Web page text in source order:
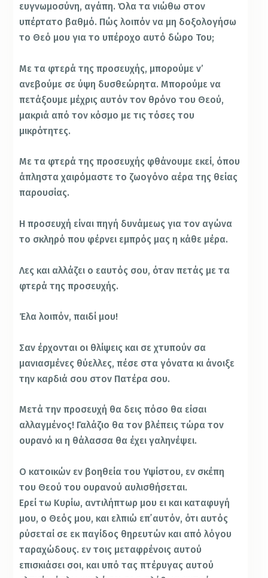
ευγνωμοσύνη, αγάπη. Όλα τα νιώθω στον
υπέρτατο βαθμό. Πώς λοιπόν να μη δοξολογήσω
το Θεό μου για το υπέροχο αυτό δώρο Του;
Με τα φτερά της προσευχής, μπορούμε ν’
ανεβούμε σε ύψη δυσθεώρητα. Μπορούμε να
πετάξουμε μέχρις αυτόν τον θρόνο του Θεού,
μακριά από τον κόσμο με τις τόσες του
μικρότητες.
Με τα φτερά της προσευχής φθάνουμε εκεί, όπου
άπληστα χαιρόμαστε το ζωογόνο αέρα της θείας
παρουσίας.
Η προσευχή είναι πηγή δυνάμεως για τον αγώνα
το σκληρό που φέρνει εμπρός μας η κάθε μέρα.
Λες και αλλάζει ο εαυτός σου, όταν πετάς με τα
φτερά της προσευχής.
Έλα λοιπόν, παιδί μου!
Σαν έρχονται οι θλίψεις και σε χτυπούν σα
μανιασμένες θύελλες, πέσε στα γόνατα κι άνοιξε
την καρδιά σου στον Πατέρα σου.
Μετά την προσευχή θα δεις πόσο θα είσαι
αλλαγμένος! Γαλάζιο θα τον βλέπεις τώρα τον
ουρανό κι η θάλασσα θα έχει γαληνέψει.
Ο κατοικών εν βοηθεία του Υψίστου, εν σκέπη
του Θεού του ουρανού αυλισθήσεται.
Ερεί τω Κυρίω, αντιλήπτωρ μου ει και καταφυγή
μου, ο Θεός μου, και ελπιώ επ᾿ αυτόν, ότι αυτός
ρύσεταί σε εκ παγίδος θηρευτών και από λόγου
ταραχώδους. εν τοις μεταφρένοις αυτού
επισκιάσει σοι, και υπό τας πτέρυγας αυτού